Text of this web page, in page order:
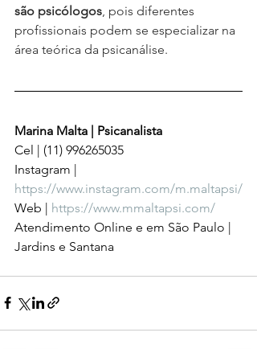
são psicólogos , pois diferentes
profissionais podem se especializar na
área teórica da psicanálise.
Marina Malta | Psicanalista
Cel | (11) 996265035
Instagram |
https://www.instagram.com/m.maltapsi/
Web | https://www.mmaltapsi.com/
Atendimento Online e em São Paulo |
Jardins e Santana